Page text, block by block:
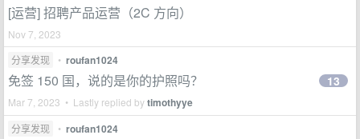
[运营] 招聘产品运营（2C 方向）
Nov 7, 2023
分享发现
• roufan1024
免签 150 国，说的是你的护照吗？
Mar 7, 2023 • Lastly replied bytimothyye
13
分享发现 • roufan1024